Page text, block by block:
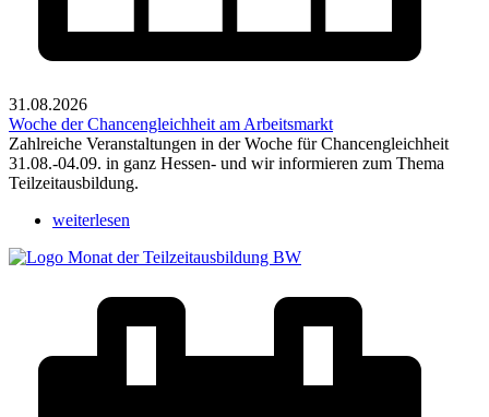
31.08.2026
Woche der Chancengleichheit am Arbeitsmarkt
Zahlreiche Veranstaltungen in der Woche für Chancengleichheit
31.08.-04.09. in ganz Hessen- und wir informieren zum Thema
Teilzeitausbildung.
weiterlesen